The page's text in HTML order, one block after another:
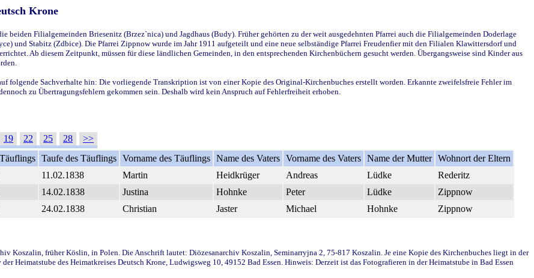
Krone
beiden Filialgemeinden Briesenitz (Brzez`nica) und Jagdhaus (Budy). Früher gehörten zu der weit ausgedehnten Pfarrei auch die Filialgemeinden Doderlage
und Stabitz (Zdbice). Die Pfarrei Zippnow wurde im Jahr 1911 aufgeteilt und eine neue selbständige Pfarrei Freudenfier mit den Filialen Klawittersdorf und
Ab diesem Zeitpunkt, müssen für diese ländlichen Gemeinden, in den entsprechenden Kirchenbüchern gesucht werden. Übergangsweise sind Kinder aus
folgende Sachverhalte hin: Die vorliegende Transkription ist von einer Kopie des Original-Kirchenbuches erstellt worden. Erkannte zweifelsfreie Fehler im
zu Übertragungsfehlern gekommen sein. Deshalb wird kein Anspruch auf Fehlerfreiheit erhoben.
19 22 25 28
>>
Taufe des Täuflings Vorname des Täuflings Name des Vaters Vorname des Vaters Name der Mutter Wohnort der Eltern
11.02.1838 Martin Heidkrüger Andreas Lüdke
Rederitz
14.02.1838 Justina Hohnke Peter Lüdke
Zippnow
24.02.1838 Christian Jaster Michael Hohnke Zippnow
Koszalin, früher Köslin, in Polen. Die Anschrift lautet: Diözesanarchiv Koszalin, Seminarryjna 2, 75-817 Koszalin. Je eine Kopie des Kirchenbuches liegt in der
Heimatstube des Heimatkreises Deutsch Krone, Ludwigsweg 10, 49152 Bad Essen. Hinweis: Derzeit ist das Fotografieren in der Heimatstube in Bad Essen